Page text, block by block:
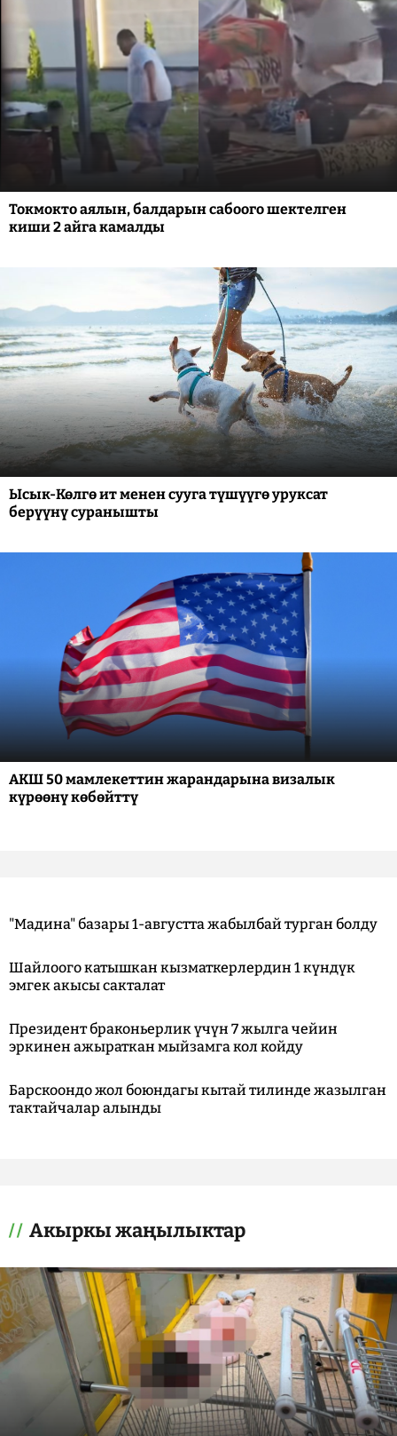
Токмокто аялын, балдарын сабоого шектелген
киши 2 айга камалды
Ысык-Көлгө ит менен сууга түшүүгө уруксат
берүүнү суранышты
АКШ 50 мамлекеттин жарандарына визалык
күрөөнү көбөйттү
"Мадина" базары 1-августта жабылбай турган болду
Шайлоого катышкан кызматкерлердин 1 күндүк
эмгек акысы сакталат
Президент браконьерлик үчүн 7 жылга чейин
эркинен ажыраткан мыйзамга кол койду
Барскоондо жол боюндагы кытай тилинде жазылган
тактайчалар алынды
Акыркы жаңылыктар